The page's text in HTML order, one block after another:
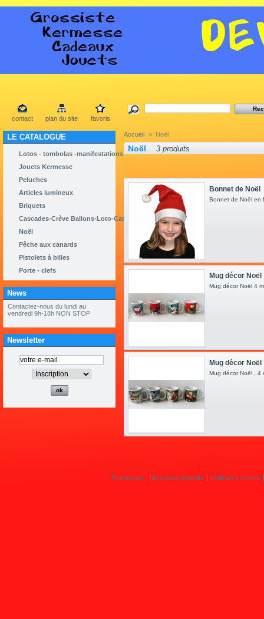
contact plan du site favoris
LE CATALOGUE
Lotos - tombolas -manifestations
Jouets Kermesse
Peluches
Articles lumineux
Briquets
Cascades-Crève Ballons-Loto-Cadeaux
Noël
Pêche aux canards
Pistolets à billes
Porte - clefs
News
Newsletter
Accueil > Noël
Noël 3 produits
Bonnet de Noël
Bonnet de Noël en
Mug décor Noël
Mug décor Noël 4
Mug décor Noël
Mug décor Noël ,
Promotions Nouveaux produits Meilleures ventes